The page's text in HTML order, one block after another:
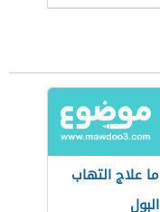
ما علاج التهاب
البول